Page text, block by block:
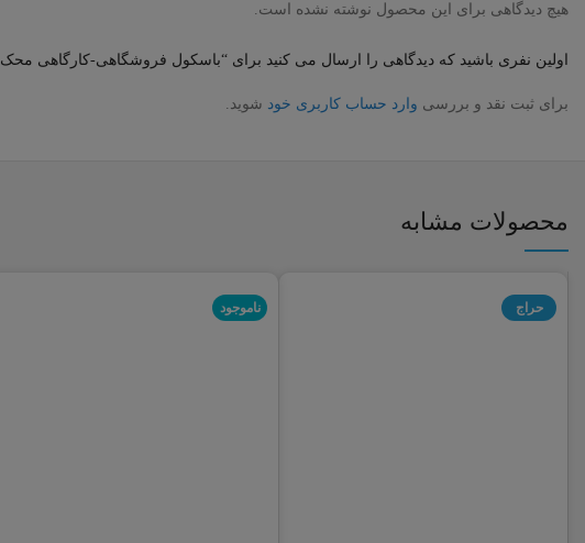
هیچ دیدگاهی برای این محصول نوشته نشده است.
اولین نفری باشید که دیدگاهی را ارسال می کنید برای “باسکول فروشگاهی-کارگاهی محک 300 کیلوگرمی چرخدار سینی گالوانیزه (گارانتی اصالت کالا)”
برای ثبت نقد و بررسی وارد حساب کاربری خود شوید.
محصولات مشابه
حراج ناموجود